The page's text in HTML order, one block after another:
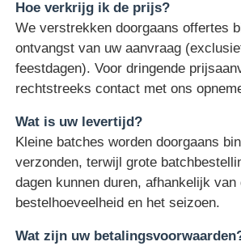
Connector
Power Management Chip
Hoe verkrijg ik de prijs?
We verstrekken doorgaans offertes
ontvangst van uw aanvraag
feestdagen). Voor dringende
rechtstreeks contact met ons
Wat is uw levertijd?
Kleine batches worden doorgaans
verzonden, terwijl grote
dagen kunnen duren, afhankelijk van
bestelhoeveelheid en het seizoen.
Wat zijn uw